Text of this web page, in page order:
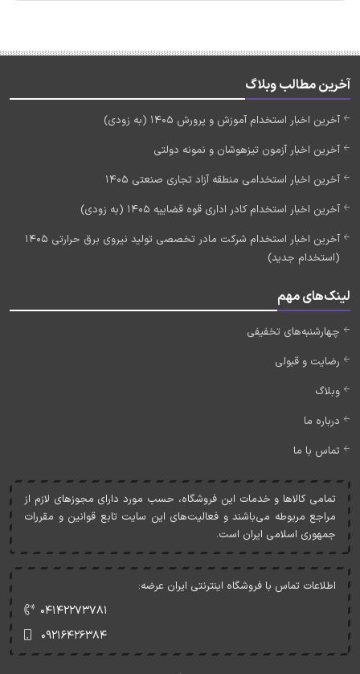
آخرین مطالب وبلاگ
آخرین اخبار استخدام آموزش و پرورش 1405 (به زودی)
آخرین اخبار آزمون تیزهوشان و نمونه دولتی
آخرین اخبار استخدامی منطقه آزاد تجاری صنعتی 1405
آخرین اخبار استخدام کادر اداری قوه قضاییه 1405 (به زودی)
آخرین اخبار استخدام شرکت مادر تخصصی تولید نیروی برق حرارتی 1405
(استخدام جدید)
لینک‌های مهم
چهارشنبه‌های تخفیفی
رضایت و قبولی
وبلاگ
درباره ما
تماس با ما
تمامی کالاها و خدمات اين فروشگاه، حسب مورد دارای مجوزهای لازم از
مراجع مربوطه می‌باشند و فعاليت‌های اين سايت تابع قوانين و مقررات
جمهوری اسلامی ايران است.
اطلاعات تماس با فروشگاه اینترنتی ایران عرضه:
۰۴۱۴۲۲۷۳۷۸۱
۰۹۲۱۶۴۲۶۳۸۴